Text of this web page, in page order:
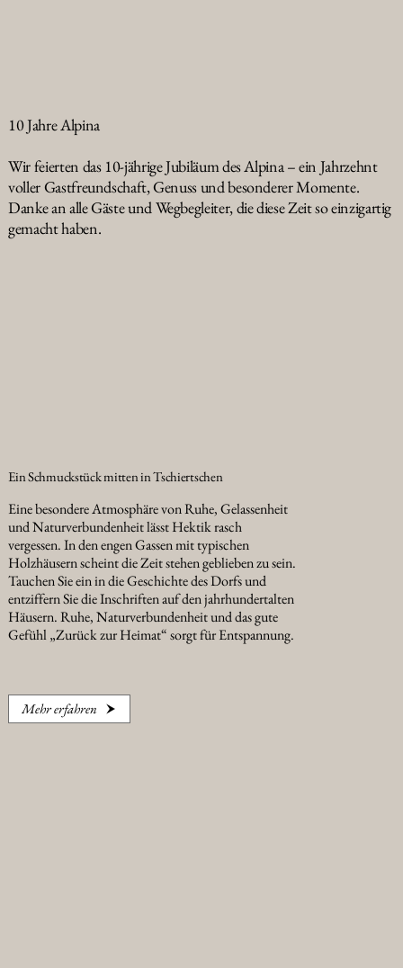
10 Jahre Alpina
Wir feierten das 10-jährige Jubiläum des Alpina – ein Jahrzehnt
voller Gastfreundschaft, Genuss und besonderer Momente.
Danke an alle Gäste und Wegbegleiter, die diese Zeit so einzigartig
gemacht haben.
Ein Schmuckstück mitten in Tschiertschen
Eine besondere Atmosphäre von Ruhe, Gelassenheit
und Naturverbundenheit lässt Hektik rasch
vergessen. In den engen Gassen mit typischen
Holzhäusern scheint die Zeit stehen geblieben zu sein.
Tauchen Sie ein in die Geschichte des Dorfs und
entziffern Sie die Inschriften auf den jahrhundertalten
Häusern. Ruhe, Naturverbundenheit und das gute
Gefühl „Zurück zur Heimat“ sorgt für Entspannung.
Mehr erfahren